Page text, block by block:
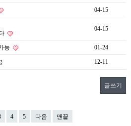
04-15
04-15
능 01-24
12-11
글쓰기
4 5 다음 맨끝